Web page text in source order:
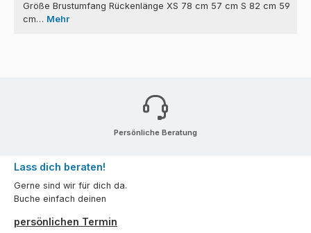
Größe Brustumfang Rückenlänge XS 78 cm 57 cm S 82 cm 59
cm… Mehr
Persönliche Beratung
Lass dich beraten!
Gerne sind wir für dich da.
Buche einfach deinen
persönlichen Termin